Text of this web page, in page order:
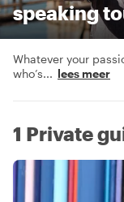
speaking
Whatever your
who’s... lees meer
1 Private